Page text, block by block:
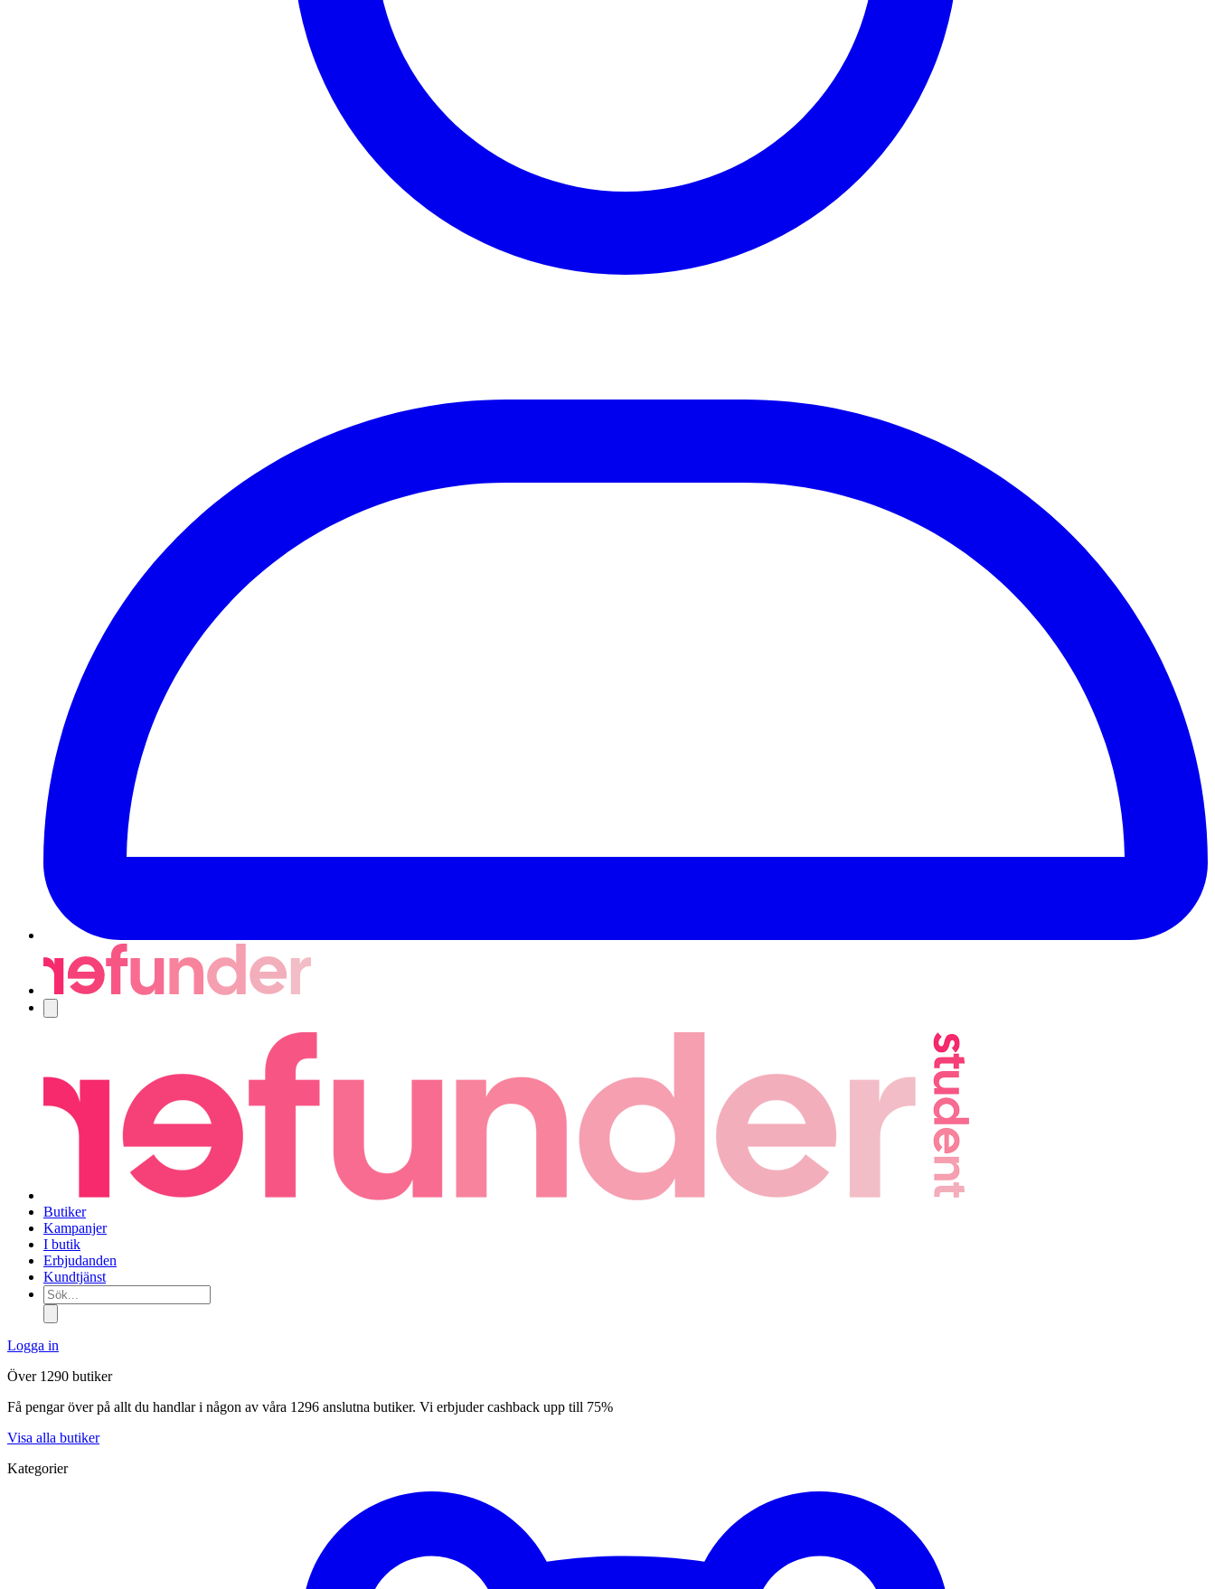
Butiker
Kampanjer
I butik
Erbjudanden
Kundtjänst
Sök...
Logga in
Över 1290 butiker
Få pengar över på allt du handlar i någon av våra 1296 anslutna butiker. Vi erbjuder cashback upp till 75%
Visa alla butiker
Kategorier